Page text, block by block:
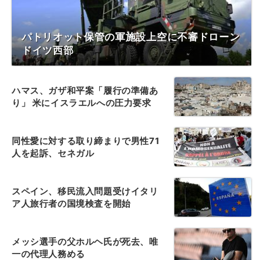
パトリオット保管の軍施設上空に不審ドローン
ドイツ西部
ハマス、ガザ和平案「履行の準備あ
り」 米にイスラエルへの圧力要求
同性愛に対する取り締まりで男性71
人を起訴、セネガル
スペイン、移民流入問題受けイタリ
ア人旅行者の国境検査を開始
メッシ選手の父ホルヘ氏が死去、唯
一の代理人務める